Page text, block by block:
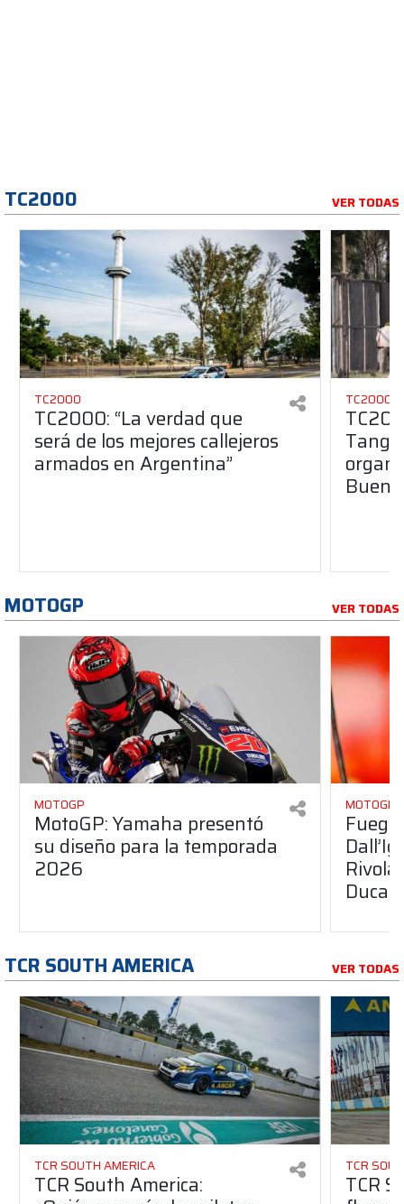
TC2000 VER TODAS
TC2000
TC2000: “La verdad que
será de los mejores callejeros
armados en Argentina”
TC2000
MOTOGP VER TODAS
MOTOGP
MotoGP: Yamaha presentó
su diseño para la temporada
2026
MOTOGP
Ducati
TCR SOUTH AMERICA VER TODAS
TCR SOUTH AMERICA
TCR South America:
TCR
TCR